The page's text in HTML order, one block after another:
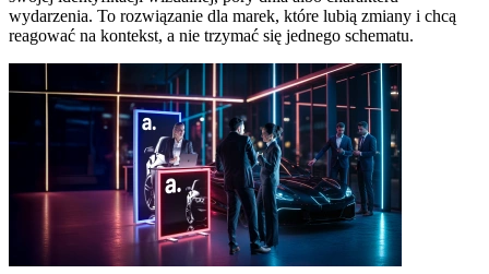
wydarzenia. To rozwiązanie dla marek, które lubią zmiany i chcą
reagować na kontekst, a nie trzymać się jednego schematu.